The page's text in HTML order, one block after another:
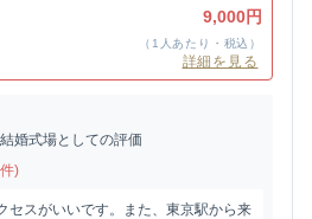
9,000円
（1人あたり・税込）
詳細を見る
婚式場としての評価
)
セスがいいです。また、東京駅から来